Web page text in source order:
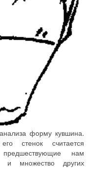
форму кувшина.
стенок считается
нам
и множество других